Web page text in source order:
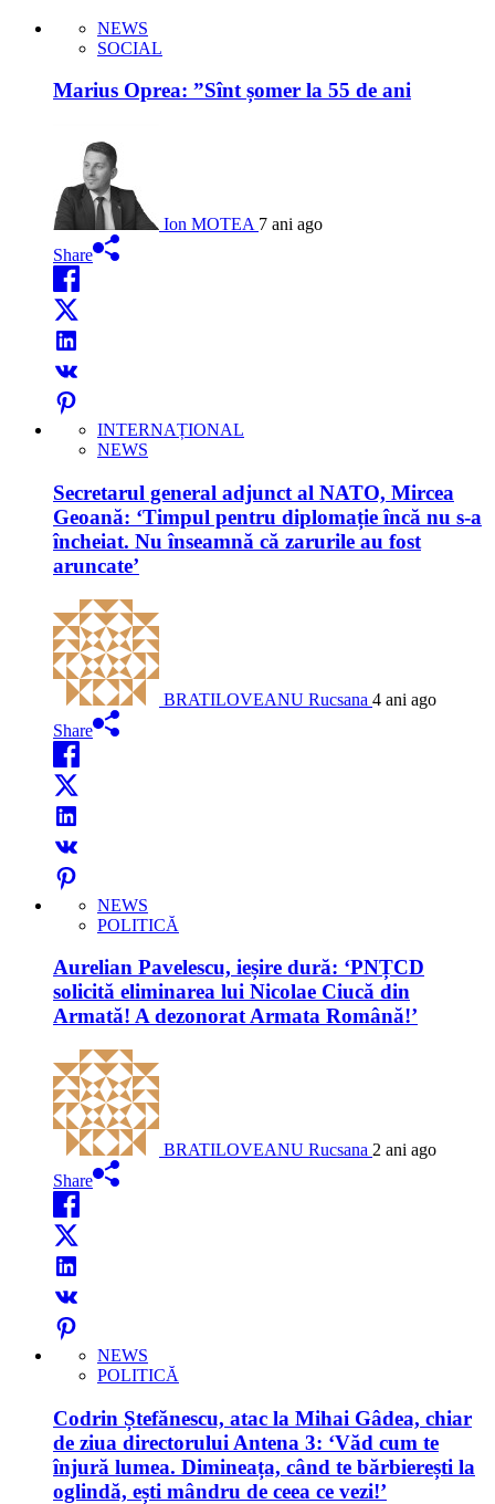
NEWS
SOCIAL
Marius Oprea: ”Sînt șomer la 55 de ani
Ion MOTEA 7 ani ago
Share
INTERNAȚIONAL
NEWS
Secretarul general adjunct al NATO, Mircea
Geoană: ‘Timpul pentru diplomație încă nu s-a
încheiat. Nu înseamnă că zarurile au fost
aruncate’
BRATILOVEANU Rucsana 4 ani ago
Share
NEWS
POLITICĂ
Aurelian Pavelescu, ieșire dură: ‘PNȚCD
solicită eliminarea lui Nicolae Ciucă din
Armată! A dezonorat Armata Română!’
BRATILOVEANU Rucsana 2 ani ago
Share
NEWS
POLITICĂ
Codrin Ștefănescu, atac la Mihai Gâdea, chiar
de ziua directorului Antena 3: ‘Văd cum te
înjură lumea. Dimineața, când te bărbierești la
oglindă, ești mândru de ceea ce vezi!’